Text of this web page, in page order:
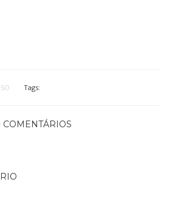
Tags:
COMENTÁRIOS